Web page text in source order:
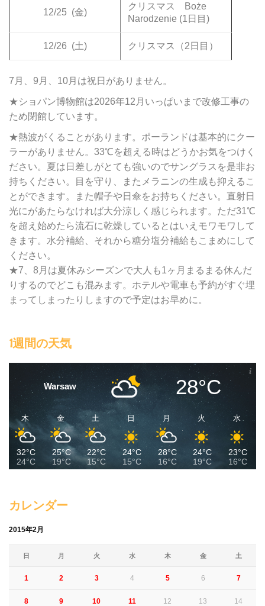
12/25 (金)
クリスマス Boże
Narodzenie (1日目)
12/26 (土) クリスマス（2日目）
7月、9月、10月は祝日がありません。
★ショパン博物館は2026年12月いっぱいまで改修工事の
ため閉館しています。
★熱波がくることがあります。ポーランドは基本的にクー
ラーがありません。33℃を超える時はどうかお気をつけく
ださい。夏は日差しがとても強いのでサングラスを是非お
持ちください。目を守り、またメラニンの生成も抑えるこ
とができます。また帽子や日傘をお持ちください。直射日
光にがあたらなければ大分涼しく感じられます。ただ31℃
を超え始めたら流石に乾燥しているとはいえモワモワして
きます。水分補給、それから糖分塩分補給もこまめにして
ください。
★7、8月は夏休みシーズンで大人も1ヶ月まるまる休んだ
りするのでどこも混みます。ホテルや電車も予約がすぐ埋
まってしまったりしますので予定はお早めに。
1週間の天気
Warsaw 28°C
木
32°C
24°C
金
25°C
19°C
土
22°C
15°C
日
24°C
15°C
月
28°C
16°C
火
24°C
19°C
水
23°C
16°C
カレンダー
2015年2月
日 月 火 水 木 金 土
1 2 3 4 5 6 7
8 9 10 11 12 13 14